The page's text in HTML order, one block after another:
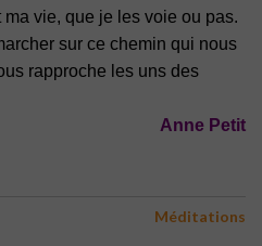
ma vie, que je les voie ou pas.
sur ce chemin qui nous
rapproche les uns des
Anne Petit
Méditations